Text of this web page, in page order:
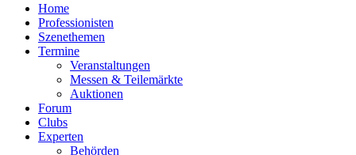
Home
Professionisten
Szenethemen
Termine
Veranstaltungen
Messen & Teilemärkte
Auktionen
Forum
Clubs
Experten
Behörden